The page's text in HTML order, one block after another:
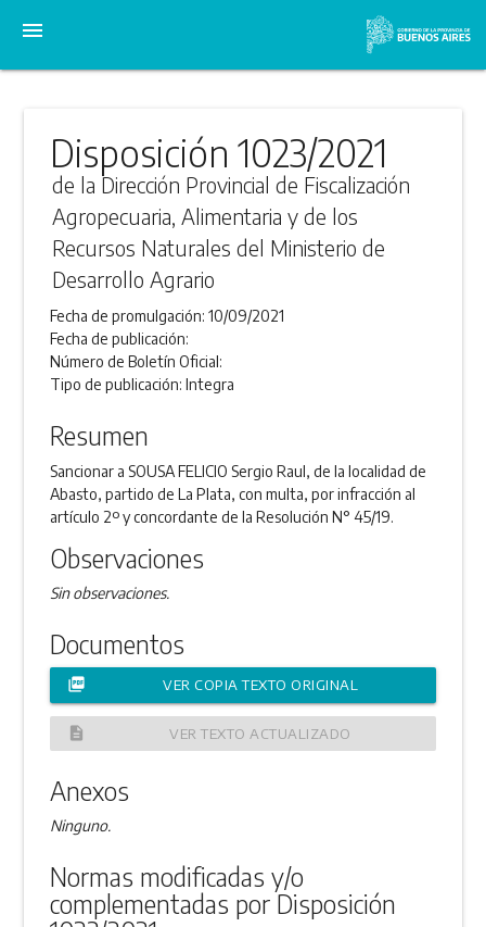
menu
Disposición 1023/2021
de la Dirección Provincial de Fiscalización
Agropecuaria, Alimentaria y de los
Recursos Naturales del Ministerio de
Desarrollo Agrario
Fecha de promulgación:10/09/2021
Fecha de publicación:
Número de Boletín Oficial:
Tipo de publicación:Integra
Resumen
Sancionar a SOUSA FELICIO Sergio Raul, de la localidad de
Abasto, partido de La Plata, con multa, por infracción al
artículo 2º y concordante de la Resolución N° 45/19.
Observaciones
Sin observaciones.
Documentos
picture_as_pdf VER COPIA TEXTO ORIGINAL
description VER TEXTO ACTUALIZADO
Anexos
Ninguno.
Normas modificadas y/o
complementadas por Disposición